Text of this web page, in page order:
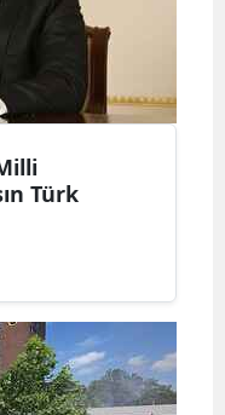
Mersin
Kastamonu
Kayseri
Kırklareli
Türk